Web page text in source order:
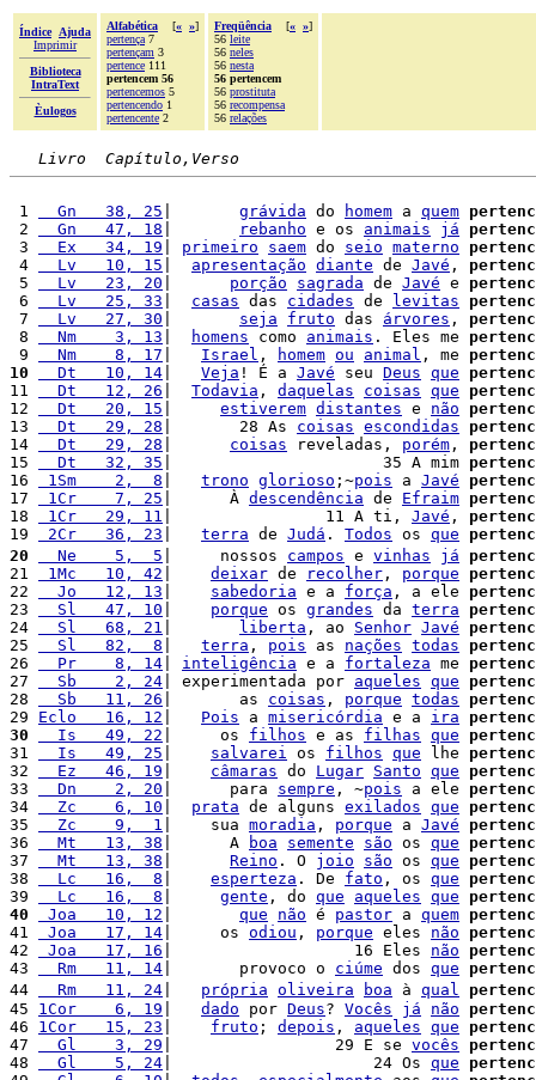
Índice
Ajuda
Imprimir
Biblioteca
IntraText
Èulogos
Alfabética [« »]
pertença 7
pertençam 3
pertence 111
pertencem 56
pertencemos 5
pertencendo 1
pertencente 2
Freqüência [« »]
56 leite
56 neles
56 nesta
56 pertencem
56 prostituta
56 recompensa
56 relações
Livro  Capítulo,Verso
1
  Gn   38, 25
grávida do homem a quem
2
  Gn   47, 18
rebanho e os animais já
3
  Ex   34, 19
primeiro saem do seio materno
4
  Lv   10, 15
apresentação diante de Javé ,
5
  Lv   23, 20
porção sagrada de Javé e
6
  Lv   25, 33
casas das cidades de levitas
7
  Lv   27, 30
seja fruto das árvores ,
8
  Nm    3, 13
homens como animais . Eles me
9
  Nm    8, 17
Israel , homem ou animal , me
10
  Dt   10, 14
Veja ! É a Javé seu Deus que
11
  Dt   12, 26
Todavia , daquelas coisas que
12
  Dt   20, 15
estiverem distantes e não
13
  Dt   29, 28
|       28 As coisas escondidas
14
  Dt   29, 28
coisas reveladas, porém ,
15
  Dt   32, 35
|                      35 A mim
16
1Sm    2,  8 trono glorioso ;~pois a Javé
17
1Cr    7, 25 |      À descendência de Efraim
18
1Cr   29, 11 |                11 A ti, Javé ,
19
2Cr   36, 23 terra de Judá . Todos os que
20
  Ne    5,  5
|     nossos campos e vinhas já
21
1Mc   10, 42 deixar de recolher , porque
22
  Jo   12, 13
sabedoria e a força , a ele
23
  Sl   47, 10
porque os grandes da terra
24
  Sl   68, 21
liberta , ao Senhor Javé
25
  Sl   82,  8
terra , pois as nações todas
26
  Pr    8, 14
inteligência e a fortaleza me
27
  Sb    2, 24
| experimentada por aqueles que
28
  Sb   11, 26
|       as coisas , porque todas
29 Eclo   16, 12 Pois a misericórdia e a ira
30
  Is   49, 22
|     os filhos e as filhas que
31
  Is   49, 25
salvarei os filhos que lhe
32
  Ez   46, 19
câmaras do Lugar Santo que
33
  Dn    2, 20
|      para sempre , ~pois a ele
34
  Zc    6, 10
prata de alguns exilados que
35
  Zc    9,  1
|    sua moradia , porque a Javé
36
  Mt   13, 38
|      A boa semente são os que
37
  Mt   13, 38
Reino . O joio são os que
38
  Lc   16,  8
esperteza . De fato , os que
39
  Lc   16,  8
gente , do que aqueles que
40
Joa   10, 12 que não é pastor a quem
41
Joa   17, 14 |     os odiou , porque eles não
42
Joa   17, 16 |                   16 Eles não
43
  Rm   11, 14
|       provoco o ciúme dos que
44
  Rm   11, 24
própria oliveira boa à qual
45 1Cor    6, 19 dado por Deus? Vocês já não
46 1Cor   15, 23 fruto ; depois , aqueles que
47
  Gl    3, 29
|                 29 E se vocês
48
  Gl    5, 24
|                     24 Os que